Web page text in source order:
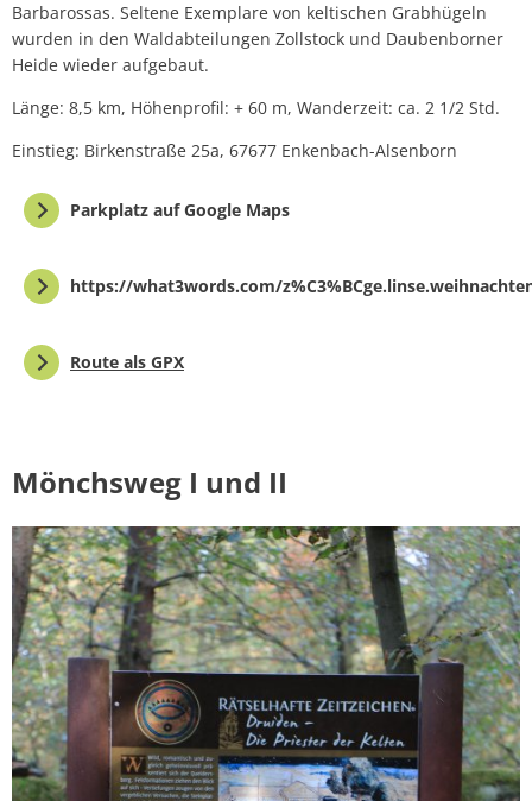
Barbarossas. Seltene Exemplare von keltischen Grabhügeln
wurden in den Waldabteilungen Zollstock und Daubenborner
Heide wieder aufgebaut.
Länge: 8,5 km, Höhenprofil: + 60 m, Wanderzeit: ca. 2 1/2 Std.
Einstieg: Birkenstraße 25a, 67677 Enkenbach-Alsenborn
Parkplatz auf Google Maps
https://what3words.com/
Route als GPX
Mönchsweg I und II